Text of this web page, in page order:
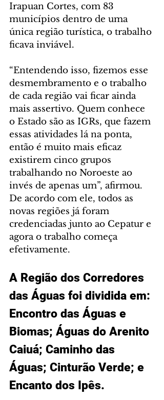
Irapuan Cortes, com 83
municípios dentro de uma
única região turística, o trabalho
ficava inviável.
“Entendendo isso, fizemos esse
desmembramento e o trabalho
de cada região vai ficar ainda
mais assertivo. Quem conhece
o Estado são as IGRs, que fazem
essas atividades lá na ponta,
então é muito mais eficaz
existirem cinco grupos
trabalhando no Noroeste ao
invés de apenas um”, afirmou.
De acordo com ele, todos as
novas regiões já foram
credenciadas junto ao Cepatur e
agora o trabalho começa
efetivamente.
A Região dos Corredores
das Águas foi dividida em:
Encontro das Águas e
Biomas; Águas do Arenito
Caiuá; Caminho das
Águas; Cinturão Verde; e
Encanto dos Ipês.